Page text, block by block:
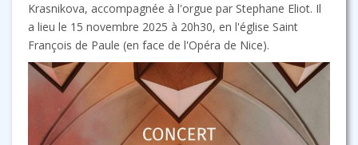
Krasnikova, accompagnée à l'orgue par Stephane Eliot. Il
a lieu le 15 novembre 2025 à 20h30, en l'église Saint
François de Paule (en face de l'Opéra de Nice).